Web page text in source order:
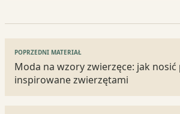
Nawigacja
wpisu
POPRZEDNI MATERIAŁ
Moda na wzory zwierzęce: jak
inspirowane zwierzętami